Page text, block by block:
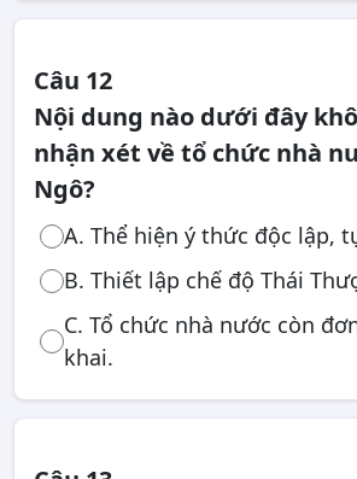
Câu 12
Nội dung nào dưới đây
nhận xét về tổ chức nhà
Ngô?
A. Thể hiện ý thức độc lập,
B. Thiết lập chế độ Thái
C. Tổ chức nhà nước còn
khai.